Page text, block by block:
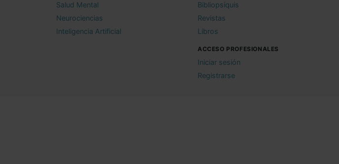
Salud Mental
Neurociencias
Inteligencia Artificial
Bibliopsiquis
Revistas
Libros
ACCESO PROFESIONALES
Iniciar sesión
Registrarse